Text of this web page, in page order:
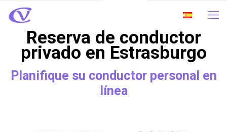
Reserva de conductor
privado en Estrasburgo
Planifique su conductor personal en
línea